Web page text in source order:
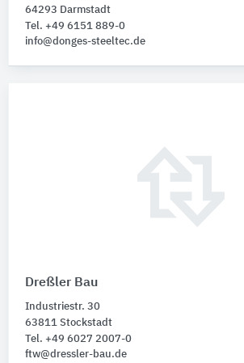
64293 Darmstadt
Tel. +49 6151 889-0
info@donges-steeltec.de
Dreßler Bau
Industriestr. 30
63811 Stockstadt
Tel. +49 6027 2007-0
ftw@dressler-bau.de